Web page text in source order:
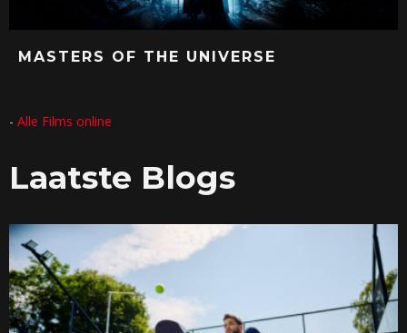
MASTERS OF THE UNIVERSE
- Alle Films online
Laatste Blogs